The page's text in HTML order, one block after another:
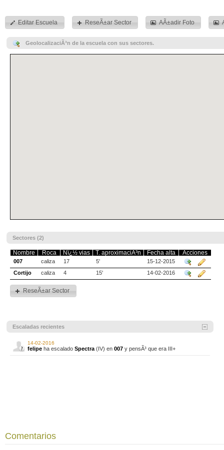
Editar Escuela ReseÃ±ar Sector AÃ±adir Foto
GeolocalizaciÃ³n de la escuela con sus sectores.
Sectores (2)
Nombre Roca Nï¿½ vias T. aproximaciÃ³n Fecha alta
Acciones
007
caliza 17 5'
15-12-2015
Cortijo
caliza 4 15' 14-02-2016
ReseÃ±ar Sector
Escaladas recientes
14-02-2016
felipe ha escalado Spectra (IV) en 007 y pensÃ³ que era III+
Comentarios